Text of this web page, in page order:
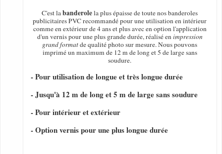
C'est labanderolela plus épaisse de toute nos banderoles
publicitaires PVC recommandé pour une utilisation en intérieur
comme en extérieur de 4 ans et plus avec en option l'application
d'un vernis pour une plus grande durée, réalisé enimpression
grand formatde qualité photo sur mesure. Nous pouvons
imprimé un maximum de 12 m de long et 5 de large sans
soudure.
- Pour utilisation de longue et très longue durée
- Jusqu'à 12 m de long et 5 m de large sans soudure
- Pour intérieur et extérieur
- Option vernis pour une plus longue durée